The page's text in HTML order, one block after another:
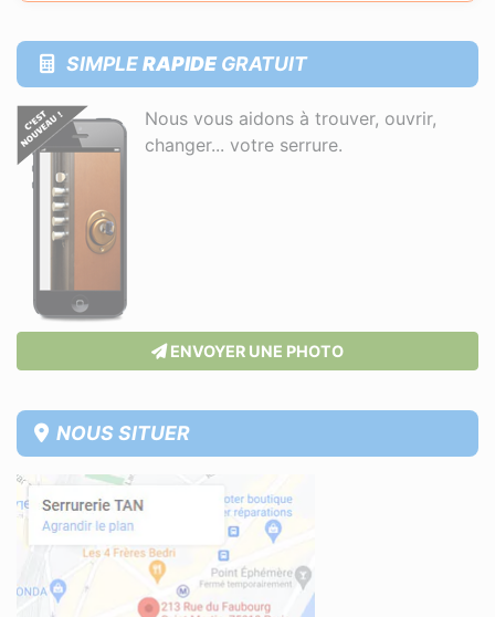
SIMPLERAPIDE GRATUIT
Nous vous aidons à trouver, ouvrir,
changer... votre serrure.
ENVOYER UNE PHOTO
NOUS SITUER